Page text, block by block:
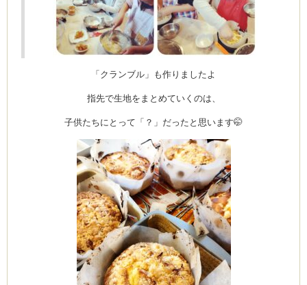
室・テイクアウト Clémentine (produced
「クランブル」も作りましたよ
指先で生地をまとめていくのは、
子供たちにとって「？」だったと思います🤭